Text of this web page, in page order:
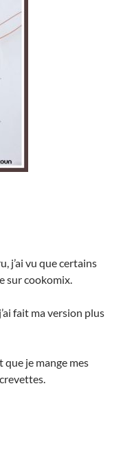
j’ai vu que certains
sur cookomix.
fait ma version plus
que je mange mes
cru aux légumes